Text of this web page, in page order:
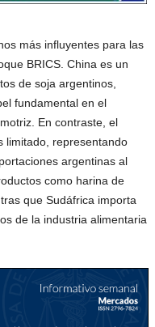
más influyentes para las
BRICS. China es un
de soja argentinos,
fundamental en el
En contraste, el
limitado, representando
argentinas al
como harina de
que Sudáfrica importa
de la industria alimentaria